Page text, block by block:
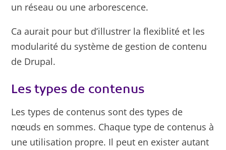
un réseau ou une arborescence.
Ca aurait pour but d’illustrer la flexiblité et les
modularité du système de gestion de contenu
de Drupal.
Les types de contenus
Les types de contenus sont des types de
nœuds en sommes. Chaque type de contenus à
une utilisation propre. Il peut en exister autant